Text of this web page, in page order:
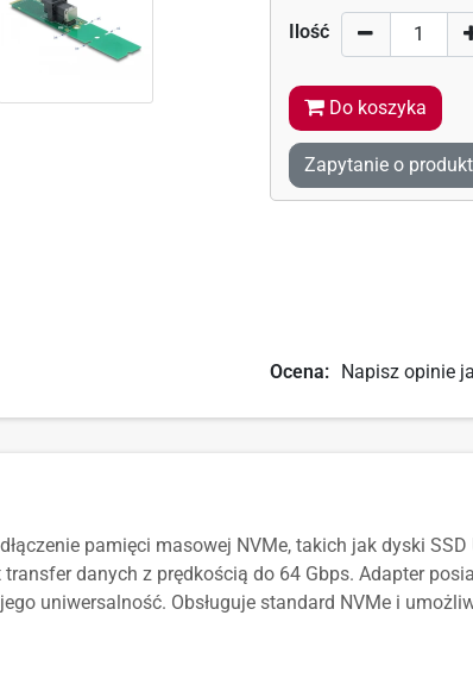
Ilość
Do koszyka
Zapytanie o produkt
Ocena: Napisz opinie
pamięci masowej NVMe, takich jak dyski
danych z prędkością do 64 Gbps. Adapter
uniwersalność. Obsługuje standard NVMe i